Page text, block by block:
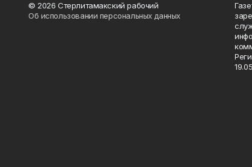
© 2026 Стерлитамакский рабочий
Об использовании персональных данных